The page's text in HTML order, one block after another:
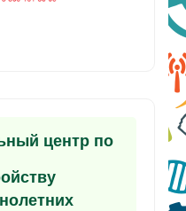
центр по